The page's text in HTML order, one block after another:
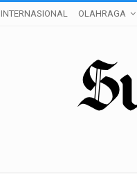
INTERNASIONAL OLAHRAGA